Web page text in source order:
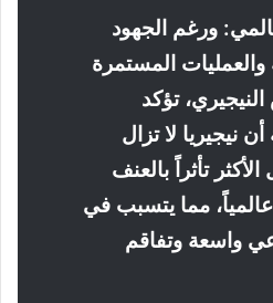
ورغم الجهود
والعمليات المستمرة
النيجيري، تؤكد
نيجيريا لا تزال
تأثراً بالعنف
مما يتسبب في
واسعة وتفاقم